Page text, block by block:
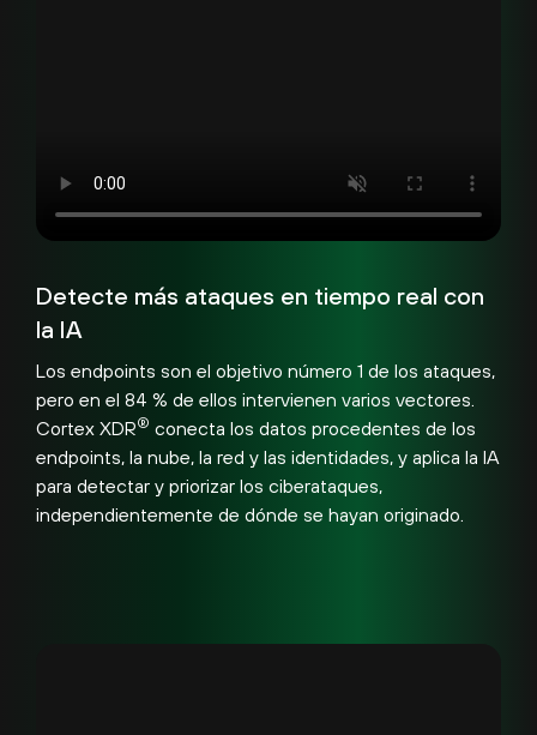
Detecte más ataques en tiempo real con
la IA
Los endpoints son el objetivo número 1 de los ataques,
pero en el 84 % de ellos intervienen varios vectores.
Cortex XDR® conecta los datos procedentes de los
endpoints, la nube, la red y las identidades, y aplica la IA
para detectar y priorizar los ciberataques,
independientemente de dónde se hayan originado.